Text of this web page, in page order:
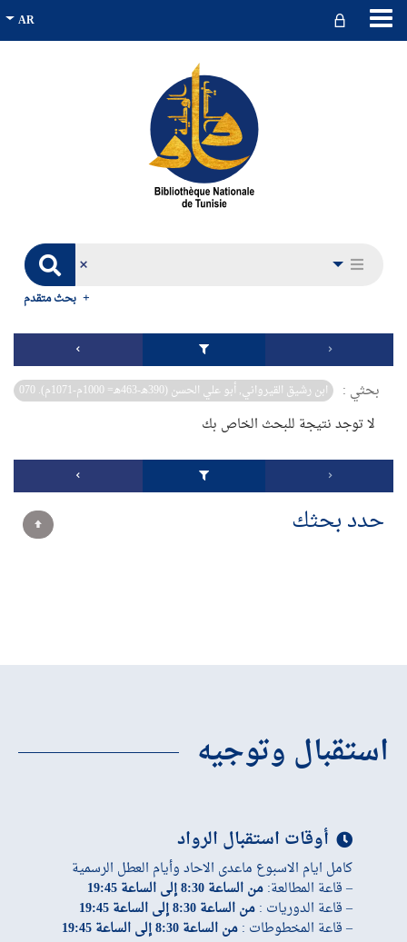
بحث متقدم
بحثي : ابن رشيق القيرواني, أبو علي الحسن (390هـ-463هـ= 1000م-1071م). 070
لا توجد نتيجة للبحث الخاص بك
حدد بحثك
استقبال وتوجيه
أوقات استقبال الرواد
كامل ايام الاسبوع ماعدى الاحاد وأيام العطل الرسمية
– قاعة المطالعة:من الساعة 8:30 إلى الساعة 19:45
– قاعة الدوريات :من الساعة 8:30 إلى الساعة 19:45
– قاعة المخطوطات :من الساعة 8:30 إلى الساعة 19:45